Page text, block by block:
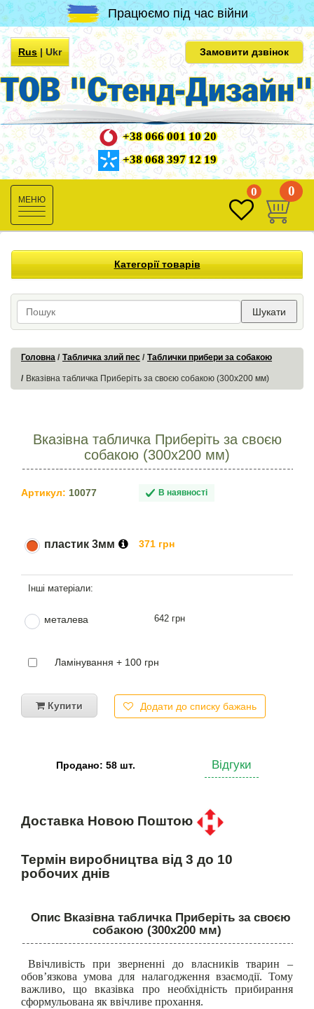
Працюємо під час війни
Rus|Ukr Замовити дзвінок
+38 066 001 10 20
+38 068 397 12 19
Toggle
navigation
0 0
Категорії товарів
Шукати
Головна Табличка злий пес Таблички прибери за собакою
Вказівна табличка Приберіть за своєю собакою (300х200 мм)
Вказівна табличка Приберіть за своєю
собакою (300х200 мм)
Артикул: 10077 В наявності
пластик 3мм 371 грн
металева 642 грн
Ламінування + 100 грн
Купити Додати до списку бажань
Продано: 58 шт. Відгуки
Доставка Новою Поштою
Термін виробництва від 3 до 10
робочих днів
Опис Вказівна табличка Приберіть за своєю
собакою (300х200 мм)
Ввічливість при зверненні до власників тварин –
обов’язкова умова для налагодження взаємодії. Тому
важливо, що вказівка про необхідність прибирання
сформульована як ввічливе прохання.